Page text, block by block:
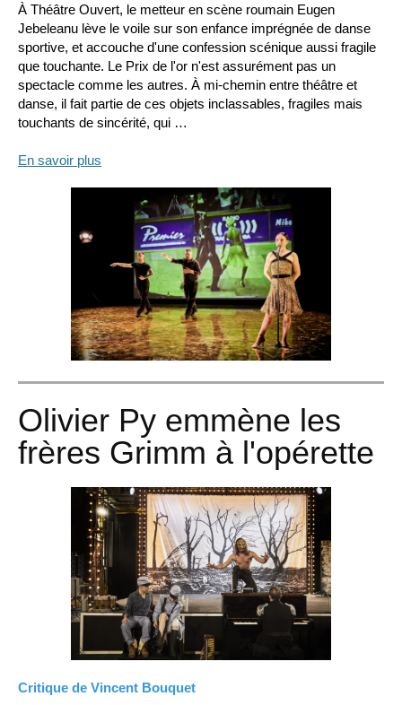
À Théâtre Ouvert, le metteur en scène roumain Eugen
Jebeleanu lève le voile sur son enfance imprégnée de danse
sportive, et accouche d'une confession scénique aussi fragile
que touchante. Le Prix de l'or n'est assurément pas un
spectacle comme les autres. À mi-chemin entre théâtre et
danse, il fait partie de ces objets inclassables, fragiles mais
touchants de sincérité, qui …
En savoir plus
Olivier Py emmène les
frères Grimm à l'opérette
Critique de Vincent Bouquet